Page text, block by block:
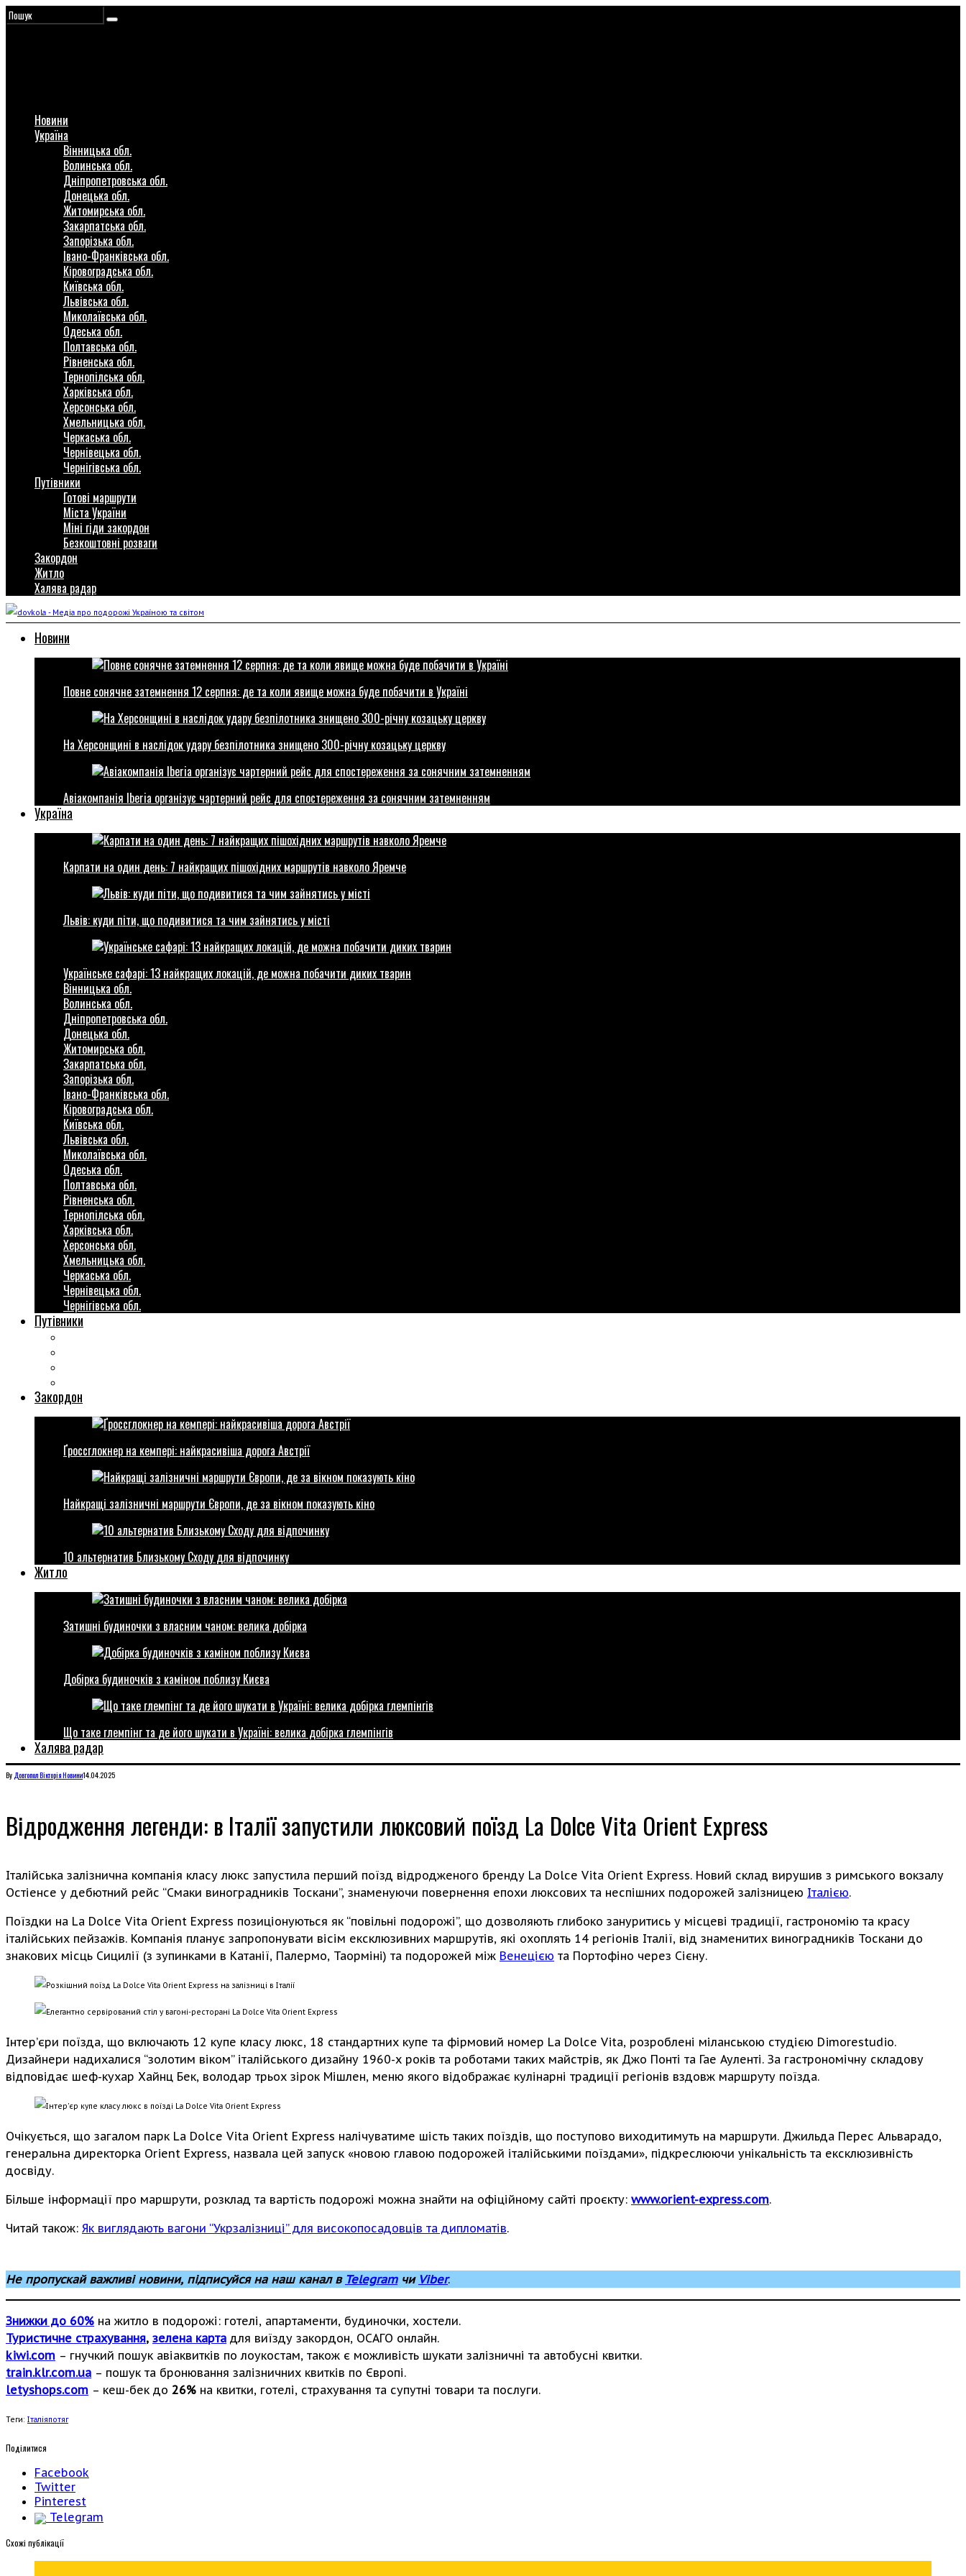
Новини
Україна
Вінницька обл.
Волинська обл.
Дніпропетровська обл.
Донецька обл.
Житомирська обл.
Закарпатська обл.
Запорізька обл.
Івано-Франківська обл.
Кіровоградська обл.
Київська обл.
Львівська обл.
Миколаївська обл.
Одеська обл.
Полтавська обл.
Рівненська обл.
Тернопілська обл.
Харківська обл.
Херсонська обл.
Хмельницька обл.
Черкаська обл.
Чернівецька обл.
Чернігівська обл.
Путівники
Готові маршрути
Міста України
Міні гіди закордон
Безкоштовні розваги
Закордон
Житло
Халява радар
Новини
Повне сонячне затемнення 12 серпня: де та коли явище можна буде побачити в Україні
На Херсонщині в наслідок удару безпілотника знищено 300-річну козацьку церкву
Авіакомпанія Iberia організує чартерний рейс для спостереження за сонячним затемненням
Україна
Карпати на один день: 7 найкращих пішохідних маршрутів навколо Яремче
Львів: куди піти, що подивитися та чим зайнятись у місті
Українське сафарі: 13 найкращих локацій, де можна побачити диких тварин
Вінницька обл.
Волинська обл.
Дніпропетровська обл.
Донецька обл.
Житомирська обл.
Закарпатська обл.
Запорізька обл.
Івано-Франківська обл.
Кіровоградська обл.
Київська обл.
Львівська обл.
Миколаївська обл.
Одеська обл.
Полтавська обл.
Рівненська обл.
Тернопілська обл.
Харківська обл.
Херсонська обл.
Хмельницька обл.
Черкаська обл.
Чернівецька обл.
Чернігівська обл.
Путівники
Закордон
Ґроссглокнер на кемпері: найкрасивіша дорога Австрії
Найкращі залізничні маршрути Європи, де за вікном показують кіно
10 альтернатив Близькому Сходу для відпочинку
Житло
Затишні будиночки з власним чаном: велика добірка
Добірка будиночків з каміном поблизу Києва
Що таке глемпінг та де його шукати в Україні: велика добірка глемпінгів
Халява радар
ByДовгопол ВікторіяНовини14.04.2025
Відродження легенди: в Італії запустили люксовий поїзд La Dolce Vita Orient Express
Італійська залізнична компанія класу люкс запустила перший поїзд відродженого бренду La Dolce Vita Orient Express. Новий склад вирушив з римського вокзалу
Остіенсе у дебютний рейс “Смаки виноградників Тоскани”, знаменуючи повернення епохи люксових та неспішних подорожей залізницею Італією.
Поїздки на La Dolce Vita Orient Express позиціонуються як “повільні подорожі”, що дозволяють глибоко зануритись у місцеві традиції, гастрономію та красу
італійських пейзажів. Компанія планує запропонувати вісім ексклюзивних маршрутів, які охоплять 14 регіонів Італії, від знаменитих виноградників Тоскани до
знакових місць Сицилії (з зупинками в Катанії, Палермо, Таорміні) та подорожей між Венецією та Портофіно через Сієну.
Інтер’єри поїзда, що включають 12 купе класу люкс, 18 стандартних купе та фірмовий номер La Dolce Vita, розроблені міланською студією Dimorestudio.
Дизайнери надихалися “золотим віком” італійського дизайну 1960-х років та роботами таких майстрів, як Джо Понті та Гае Ауленті. За гастрономічну складову
відповідає шеф-кухар Хайнц Бек, володар трьох зірок Мішлен, меню якого відображає кулінарні традиції регіонів вздовж маршруту поїзда.
Очікується, що загалом парк La Dolce Vita Orient Express налічуватиме шість таких поїздів, що поступово виходитимуть на маршрути. Джильда Перес Альварадо,
генеральна директорка Orient Express, назвала цей запуск «новою главою подорожей італійськими поїздами», підкреслюючи унікальність та ексклюзивність
досвіду.
Більше інформації про маршрути, розклад та вартість подорожі можна знайти на офіційному сайті проєкту: www.orient-express.com.
Читай також: Як виглядають вагони “Укрзалізниці” для високопосадовців та дипломатів.
Не пропускай важливі новини, підписуйся на наш канал в Telegramчи Viber.
Знижки до 60% на житло в подорожі: готелі, апартаменти, будиночки, хостели.
Туристичне страхування, зелена карта для виїзду закордон, ОСАГО онлайн.
kiwi.com – гнучкий пошук авіаквитків по лоукостам, також є можливість шукати залізничні та автобусні квитки.
train.klr.com.ua – пошук та бронювання залізничних квитків по Європі.
letyshops.com – кеш-бек до 26% на квитки, готелі, страхування та супутні товари та послуги.
Теги: Італіяпотяг
Поділитися
Facebook
Twitter
Pinterest
Telegram
Cхожі публікації